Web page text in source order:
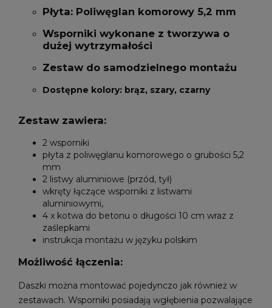
Płyta: Poliwęglan komorowy 5,2 mm
Wsporniki wykonane z tworzywa o
dużej wytrzymałości
Zestaw do samodzielnego montażu
Dostępne kolory: brąz, szary, czarny
Zestaw zawiera:
2 wsporniki
płyta z poliwęglanu komorowego o grubości 5,2
mm
2 listwy aluminiowe (przód, tył)
wkręty łączące wsporniki z listwami
aluminiowymi,
4 x kotwa do betonu o długości 10 cm wraz z
zaślepkami
instrukcja montażu w języku polskim
Możliwość łączenia:
Daszki można montować pojedynczo jak również w
zestawach. Wsporniki posiadają wgłębienia pozwalające